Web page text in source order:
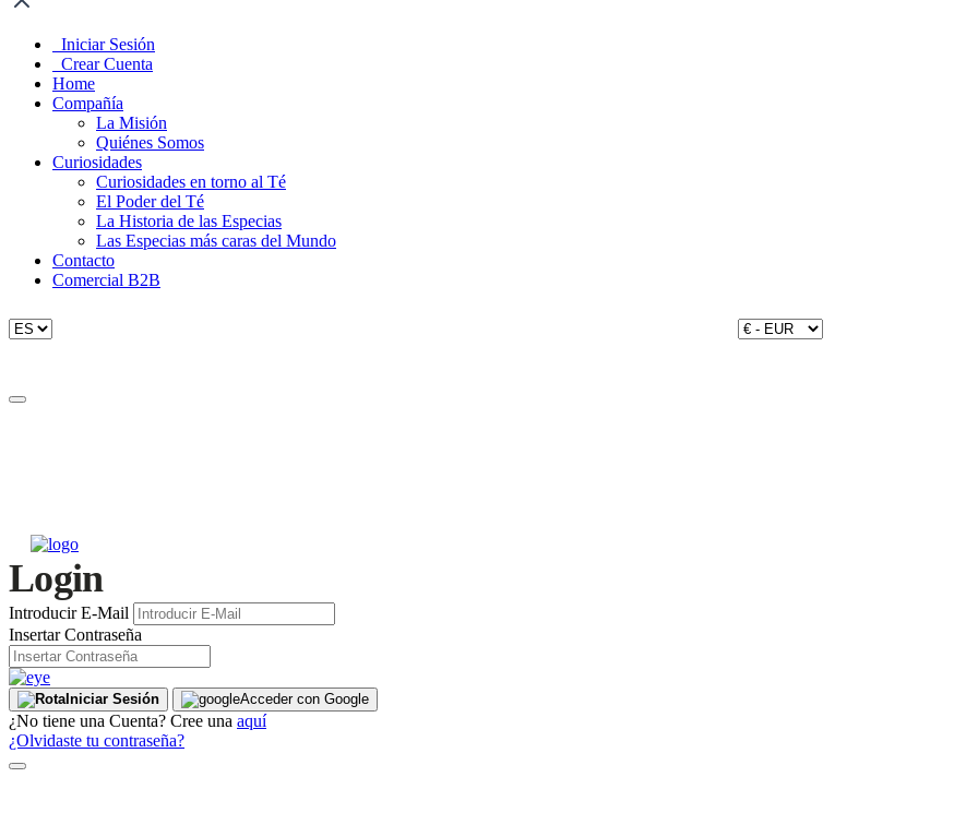
Iniciar Sesión
Crear Cuenta
Home
Compañía
La Misión
Quiénes Somos
Curiosidades
Curiosidades en torno al Té
El Poder del Té
La Historia de las Especias
Las Especias más caras del Mundo
Contacto
Comercial B2B
Login
Introducir E-Mail
Insertar Contraseña
Iniciar Sesión Acceder con Google
¿No tiene una Cuenta? Cree una aquí
¿Olvidaste tu contraseña?